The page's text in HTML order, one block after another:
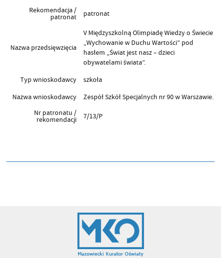
Rekomendacja /
patronat patronat
Nazwa przedsięwzięcia
V Międzyszkolną Olimpiadę Wiedzy o Świecie
„Wychowanie w Duchu Wartości” pod
hasłem „Świat jest nasz – dzieci
obywatelami świata”.
Typ wnioskodawcy
szkoła
Nazwa wnioskodawcy
Zespół Szkół Specjalnych nr 90 w Warszawie.
Nr patronatu /
rekomendacji 7/13/P